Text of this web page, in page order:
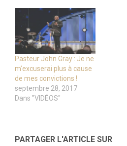
Pasteur John Gray : Je ne
m’excuserai plus à cause
de mes convictions !
septembre 28, 2017
Dans "VIDÉOS"
PARTAGER L'ARTICLE SUR